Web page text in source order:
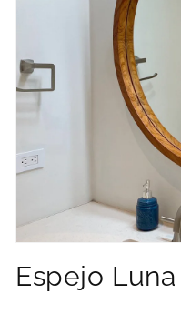
multimedia
1
Espejo Luna